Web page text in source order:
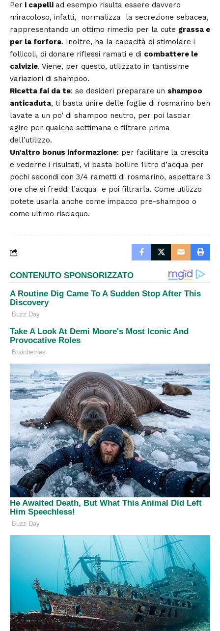
Per i capelli ad esempio risulta essere davvero
miracoloso, infatti, normalizza la secrezione sebacea,
rappresentando un ottimo rimedio per la cute grassa e
per la forfora. Inoltre, ha la capacità di stimolare i
follicoli, di donare riflessi ramati e di combattere le
calvizie. Viene, per questo, utilizzato in tantissime
variazioni di shampoo.
Ricetta fai da te: se desideri preparare un shampoo
anticaduta, ti basta unire delle foglie di rosmarino ben
lavate a un po’ di shampoo neutro, per poi lasciar
agire per qualche settimana e filtrare prima
dell’utilizzo.
Un’altro bonus informazione: per facilitare la crescita
e vederne i risultati, vi basta bollire 1litro d’acqua per
pochi secondi con 3/4 rametti di rosmarino, aspettare 3
ore che si freddi l’acqua e poi filtrarla. Come utilizzo
potete usarla anche come impacco pre-shampoo o
come ultimo risciaquo.